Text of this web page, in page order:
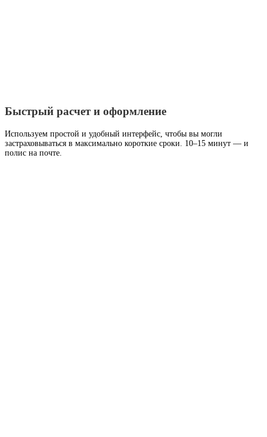
Быстрый расчет и оформление
Используем простой и удобный интерфейс, чтобы вы могли
застраховываться в максимально короткие сроки. 10–15 минут — и
полис на почте.